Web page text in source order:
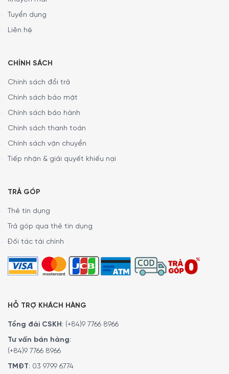
Tuyển dụng
Liên hệ
CHÍNH SÁCH
Chính sách đổi trả
Chính sách bảo mật
Chính sách bảo hành
Chính sách thanh toán
Chính sách vận chuyển
Tiếp nhận & giải quyết khiếu nại
TRẢ GÓP
Thẻ tín dụng
Trả góp qua thẻ tín dụng
Đối tác tài chính
HỖ TRỢ KHÁCH HÀNG
Tổng đài CSKH: (+84)9 7766 8966
Tư vấn bán hàng:
(+84)9 7766 8966
TMĐT: 03 9799 6774